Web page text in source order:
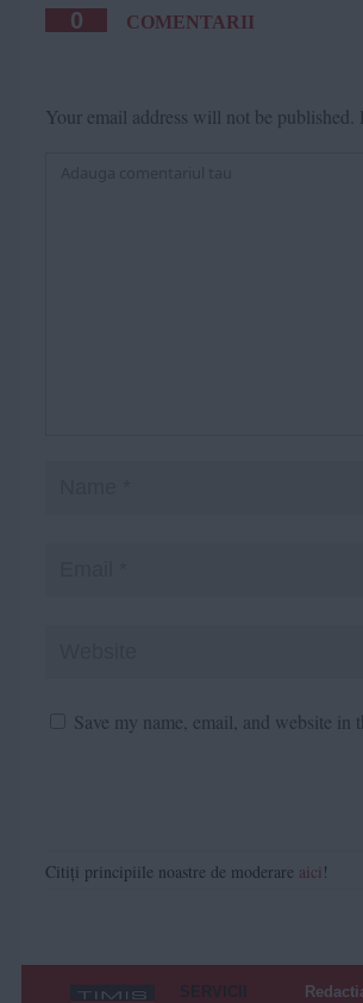
0 COMENTARII
Your email address will not be published.
Save my name, email, and website in
Citiți principiile noastre de moderare aici!
SERVICII